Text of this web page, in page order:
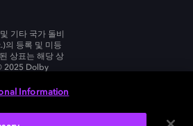
기타 국가 돌비
의 등록 및 미등
상표는 해당 상
2025 Dolby
Information